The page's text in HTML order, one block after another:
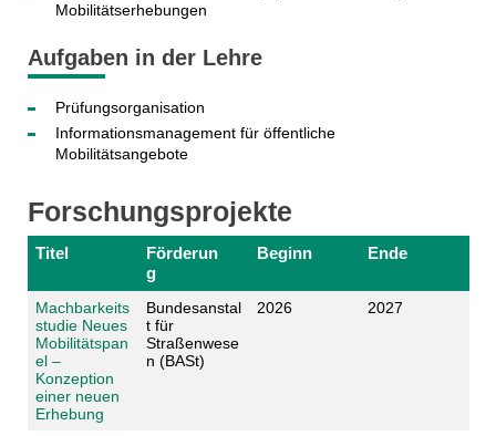
Mobilitätserhebungen
Aufgaben in der Lehre
Prüfungsorganisation
Informationsmanagement für öffentliche
Mobilitätsangebote
Forschungsprojekte
Titel
Förderun
g
Beginn Ende
Machbarkeits
studie Neues
Mobilitätspan
el –
Konzeption
einer neuen
Erhebung
Bundesanstal
t für
Straßenwese
n (BASt)
2026 2027